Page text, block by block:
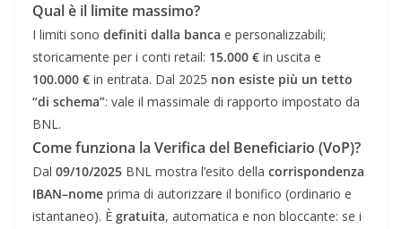
Qual è il limite massimo?
I limiti sono definiti dalla banca e personalizzabili;
storicamente per i conti retail: 15.000 € in uscita e
100.000 € in entrata. Dal 2025 non esiste più un tetto
“di schema”: vale il massimale di rapporto impostato da
BNL.
Come funziona la Verifica del Beneficiario (VoP)?
Dal 09/10/2025 BNL mostra l’esito della corrispondenza
IBAN–nome prima di autorizzare il bonifico (ordinario e
istantaneo). È gratuita, automatica e non bloccante: se i